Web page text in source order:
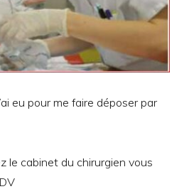
eu pour me faire déposer par
le cabinet du chirurgien vous